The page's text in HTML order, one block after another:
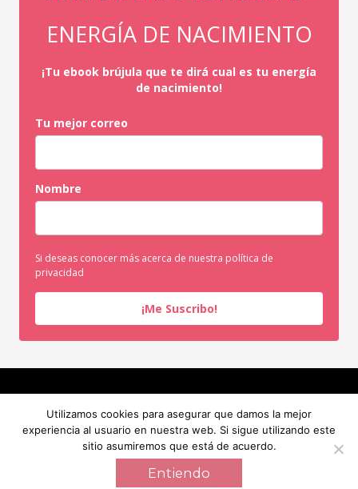
ENERGÍA DE NACIMIENTO
¡Tu ebook brújula que te dirá cual es tu energía
de nacimiento!
Tu mejor correo
Nombre
Si deseas conocer más acerca de nuestra política de
privacidad
¡Me Suscribo!
BLOG
CONTACTO
SERVICIOS SOBRE MI
RECURSOS GRATUITOS
BLOG
CONTACTO
Utilizamos cookies para asegurar que damos la mejor
experiencia al usuario en nuestra web. Si sigue utilizando este
sitio asumiremos que está de acuerdo.
Entiendo